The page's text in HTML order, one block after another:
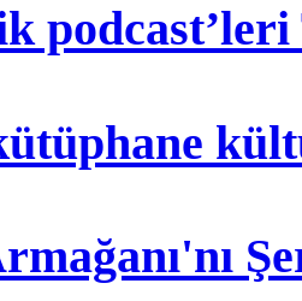
podcast’leri